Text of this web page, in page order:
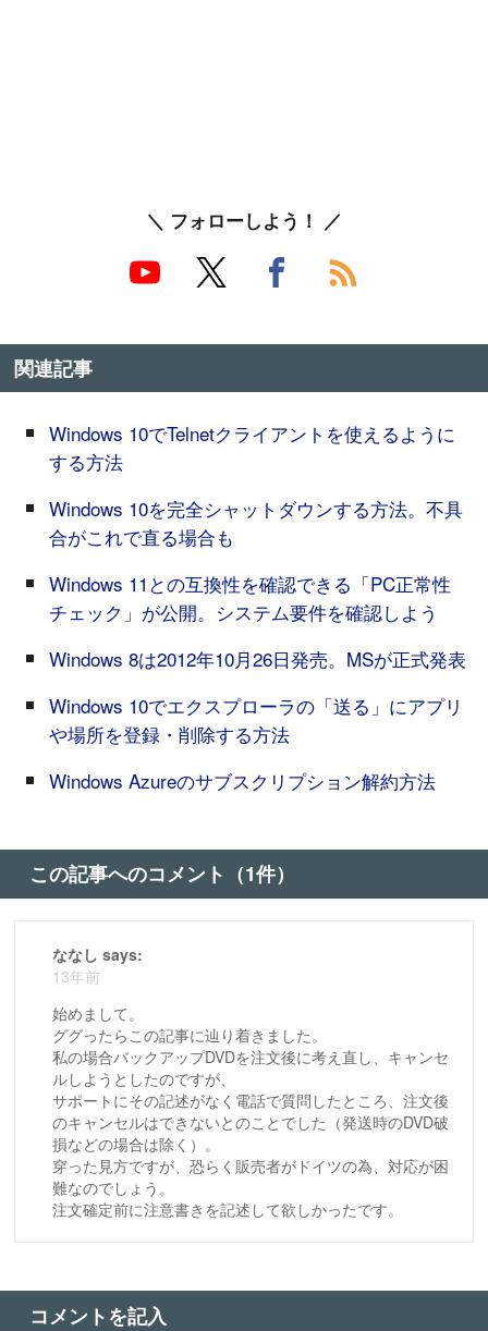
＼ フォローしよう！ ／
関連記事
Windows 10でTelnetクライアントを使えるように
する方法
Windows 10を完全シャットダウンする方法。不具
合がこれで直る場合も
Windows 11との互換性を確認できる「PC正常性
チェック」が公開。システム要件を確認しよう
Windows 8は2012年10月26日発売。MSが正式発表
Windows 10でエクスプローラの「送る」にアプリ
や場所を登録・削除する方法
Windows Azureのサブスクリプション解約方法
この記事へのコメント（1件）
ななし says:
13年前
始めまして。
ググったらこの記事に辿り着きました。
私の場合バックアップDVDを注文後に考え直し、キャンセ
ルしようとしたのですが、
サポートにその記述がなく電話で質問したところ、注文後
のキャンセルはできないとのことでした（発送時のDVD破
損などの場合は除く）。
穿った見方ですが、恐らく販売者がドイツの為、対応が困
難なのでしょう。
注文確定前に注意書きを記述して欲しかったです。
コメントを記入